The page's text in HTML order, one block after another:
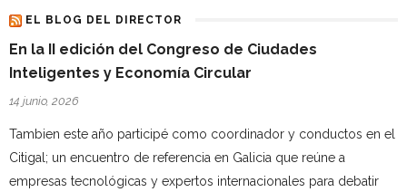
EL BLOG DEL DIRECTOR
En la II edición del Congreso de Ciudades
Inteligentes y Economía Circular
14 junio, 2026
Tambien este año participé como coordinador y conductos en el
Citigal; un encuentro de referencia en Galicia que reúne a
empresas tecnológicas y expertos internacionales para debatir